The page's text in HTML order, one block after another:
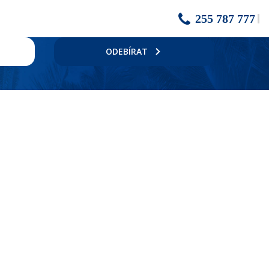
255 787 777
kadeřnický salón (za poplatek), zlatnictví, internetová
ODEBÍRAT